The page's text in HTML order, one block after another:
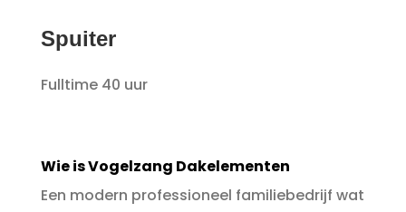
Spuiter
Fulltime 40 uur
Wie is Vogelzang Dakelementen
Een modern professioneel familiebedrijf wat